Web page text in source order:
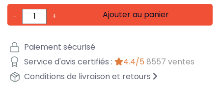
- + Ajouter au panier
Paiement sécurisé
Service d'avis certifiés :
4.4/5 8557 ventes
Conditions de livraison et retours